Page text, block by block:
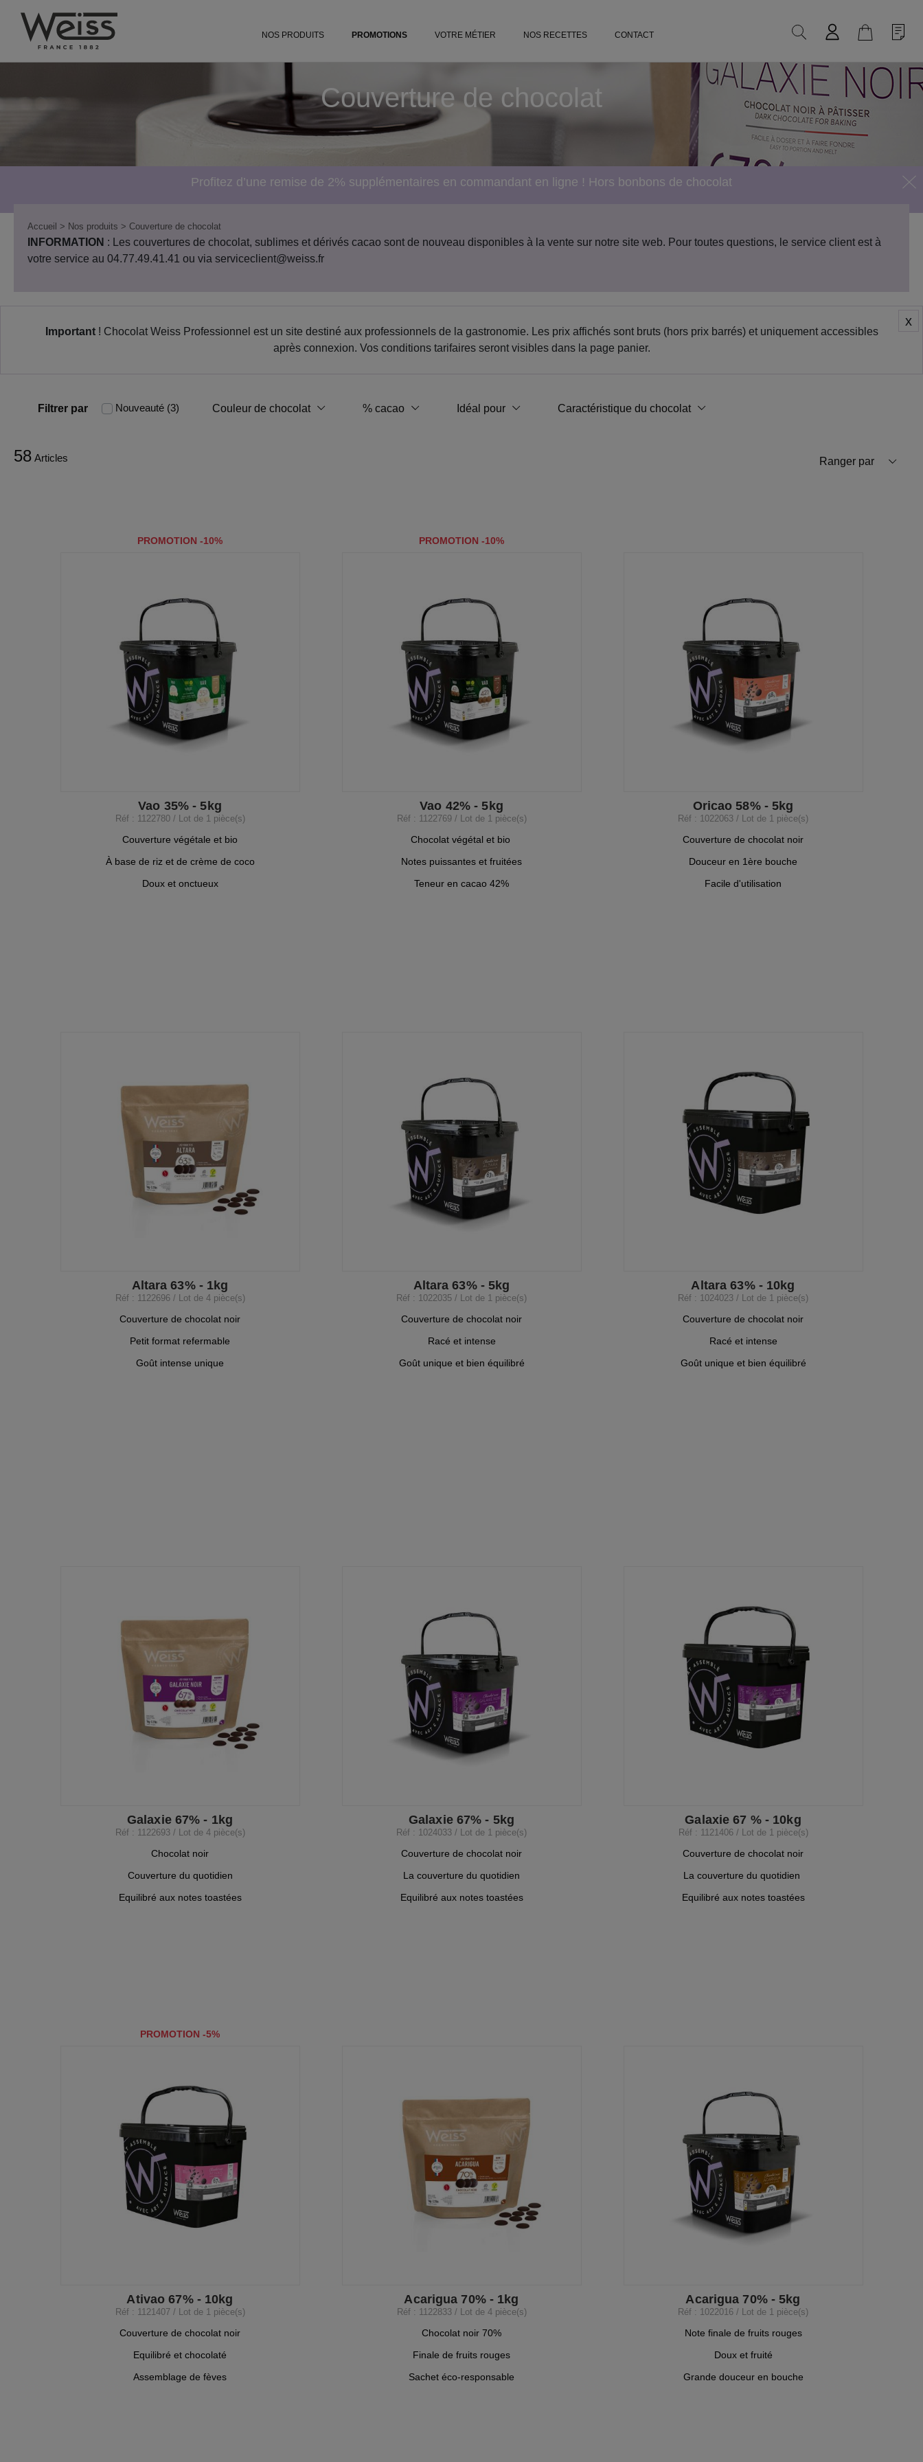
L'univers Weiss pour les particuliers
NOS PRODUITS PROMOTIONS VOTRE MÉTIER NOS RECETTES CONTACT
Couverture de chocolat
Profitez d’une remise de 2% supplémentaires en commandant en ligne ! Hors bonbons de chocolat
Accueil > Nos produits > Couverture de chocolat
INFORMATION : Les couvertures de chocolat, sublimes et dérivés cacao sont de nouveau disponibles à la vente sur notre site web. Pour toutes questions, le service client est à
votre service au 04.77.49.41.41 ou via serviceclient@weiss.fr
Important! Chocolat Weiss Professionnel est un site destiné aux professionnels de la gastronomie. Les prix affichés sont bruts (hors prix barrés) et uniquement accessibles
après connexion. Vos conditions tarifaires seront visibles dans la page panier.
x
Filtrer par Nouveauté (3) Couleur de chocolat % cacao Idéal pour Caractéristique du chocolat
58 Articles Ranger par
PROMOTION -10%
Vao 35% - 5kg
Réf : 1122780 / Lot de 1 pièce(s)
Couverture végétale et bio
À base de riz et de crème de coco
Doux et onctueux
PROMOTION -10%
Vao 42% - 5kg
Réf : 1122769 / Lot de 1 pièce(s)
Chocolat végétal et bio
Notes puissantes et fruitées
Teneur en cacao 42%
Oricao 58% - 5kg
Réf : 1022063 / Lot de 1 pièce(s)
Couverture de chocolat noir
Douceur en 1ère bouche
Facile d'utilisation
Altara 63% - 1kg
Réf : 1122696 / Lot de 4 pièce(s)
Couverture de chocolat noir
Petit format refermable
Goût intense unique
Altara 63% - 5kg
Réf : 1022035 / Lot de 1 pièce(s)
Couverture de chocolat noir
Racé et intense
Goût unique et bien équilibré
Altara 63% - 10kg
Réf : 1024023 / Lot de 1 pièce(s)
Couverture de chocolat noir
Racé et intense
Goût unique et bien équilibré
Galaxie 67% - 1kg
Réf : 1122693 / Lot de 4 pièce(s)
Chocolat noir
Couverture du quotidien
Equilibré aux notes toastées
Galaxie 67% - 5kg
Réf : 1024033 / Lot de 1 pièce(s)
Couverture de chocolat noir
La couverture du quotidien
Equilibré aux notes toastées
Galaxie 67 % - 10kg
Réf : 1121406 / Lot de 1 pièce(s)
Couverture de chocolat noir
La couverture du quotidien
Equilibré aux notes toastées
PROMOTION -5%
Ativao 67% - 10kg
Réf : 1121407 / Lot de 1 pièce(s)
Couverture de chocolat noir
Equilibré et chocolaté
Assemblage de fèves
Acarigua 70% - 1kg
Réf : 1122833 / Lot de 4 pièce(s)
Chocolat noir 70%
Finale de fruits rouges
Sachet éco-responsable
Acarigua 70% - 5kg
Réf : 1022016 / Lot de 1 pièce(s)
Note finale de fruits rouges
Doux et fruité
Grande douceur en bouche